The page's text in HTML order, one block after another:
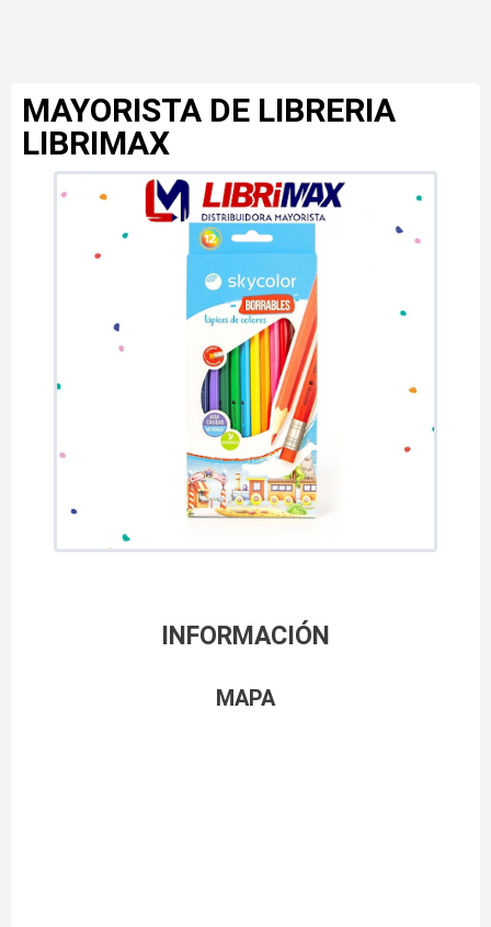
MAYORISTA DE LIBRERIA
LIBRIMAX
INFORMACIÓN
MAPA